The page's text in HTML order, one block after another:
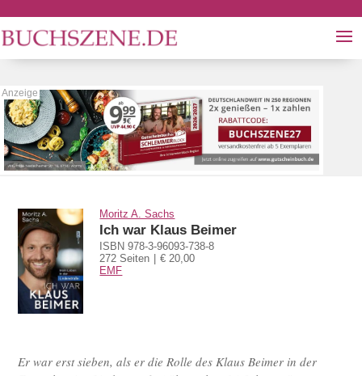
Moritz A. Sachs
Ich war Klaus Beimer
ISBN 978-3-96093-738-8
272 Seiten
€ 20,00
EMF
Er war erst sieben, als er die Rolle des Klaus Beimer in der